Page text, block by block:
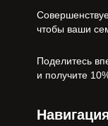
чтобы ваши
Поделитесь
и получите